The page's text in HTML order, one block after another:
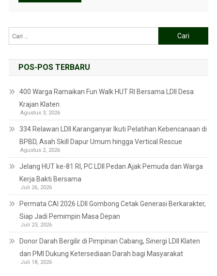
POS-POS TERBARU
400 Warga Ramaikan Fun Walk HUT RI Bersama LDII Desa
Krajan Klaten
Agustus 3, 2026
334 Relawan LDII Karanganyar Ikuti Pelatihan Kebencanaan di
BPBD, Asah Skill Dapur Umum hingga Vertical Rescue
Agustus 2, 2026
Jelang HUT ke-81 RI, PC LDII Pedan Ajak Pemuda dan Warga
Kerja Bakti Bersama
Juli 26, 2026
Permata CAI 2026 LDII Gombong Cetak Generasi Berkarakter,
Siap Jadi Pemimpin Masa Depan
Juli 23, 2026
Donor Darah Bergilir di Pimpinan Cabang, Sinergi LDII Klaten
dan PMI Dukung Ketersediaan Darah bagi Masyarakat
Juli 18, 2026